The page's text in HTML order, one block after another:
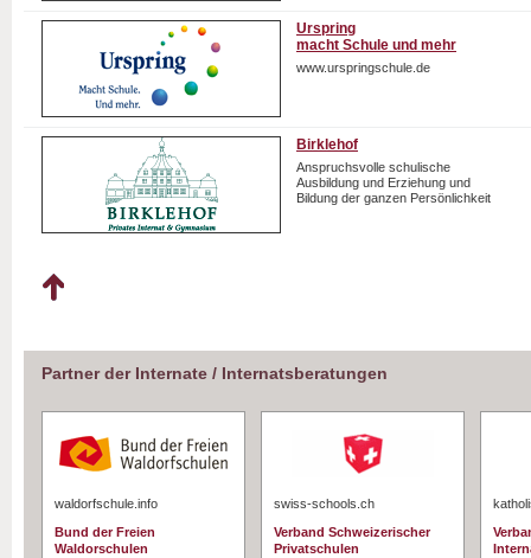
Urspring
macht Schule und mehr
www.urspringschule.de
Birklehof
Anspruchsvolle schulische
Ausbildung und Erziehung und
Bildung der ganzen Persönlichkeit
Partner der Internate / Internatsberatungen
waldorfschule.info
Bund der Freien
Waldorschulen
swiss-schools.ch
Verband Schweizerischer
Privatschulen